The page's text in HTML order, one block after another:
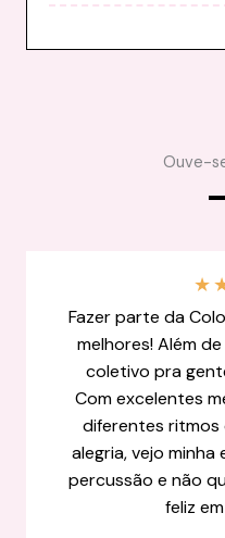
Ouve-
★
Fazer parte da
melhores! Além
coletivo pra
Com excelentes
diferentes ritmos
alegria, vejo
percussão e não
feliz